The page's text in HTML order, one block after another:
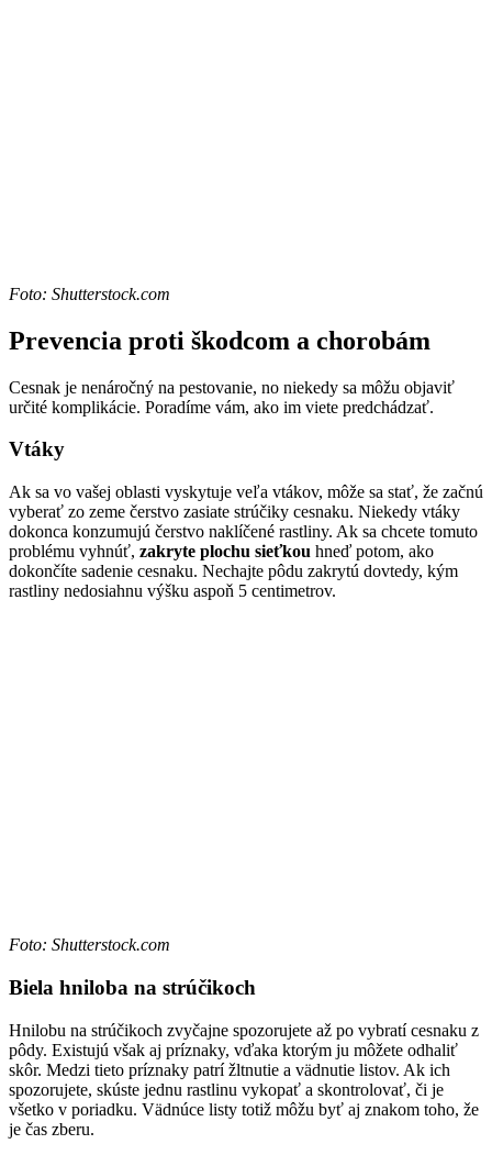
Foto: Shutterstock.com
Prevencia proti škodcom a chorobám
Cesnak je nenáročný na pestovanie, no niekedy sa môžu objaviť
určité komplikácie. Poradíme vám, ako im viete predchádzať.
Vtáky
Ak sa vo vašej oblasti vyskytuje veľa vtákov, môže sa stať, že začnú
vyberať zo zeme čerstvo zasiate strúčiky cesnaku. Niekedy vtáky
dokonca konzumujú čerstvo naklíčené rastliny. Ak sa chcete tomuto
problému vyhnúť, zakryte plochu sieťkou hneď potom, ako
dokončíte sadenie cesnaku. Nechajte pôdu zakrytú dovtedy, kým
rastliny nedosiahnu výšku aspoň 5 centimetrov.
Foto: Shutterstock.com
Biela hniloba na strúčikoch
Hnilobu na strúčikoch zvyčajne spozorujete až po vybratí cesnaku z
pôdy. Existujú však aj príznaky, vďaka ktorým ju môžete odhaliť
skôr. Medzi tieto príznaky patrí žltnutie a vädnutie listov. Ak ich
spozorujete, skúste jednu rastlinu vykopať a skontrolovať, či je
všetko v poriadku. Vädnúce listy totiž môžu byť aj znakom toho, že
je čas zberu.